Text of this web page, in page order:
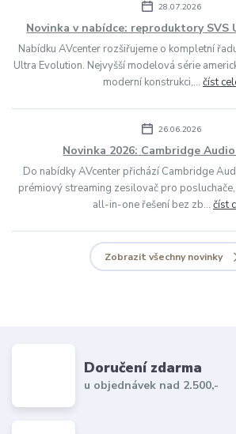
28.07.2026
Novinka v nabídce: reproduktory SVS
Nabídku AVcenter rozšiřujeme o kompletní
Ultra Evolution. Nejvyšší modelová série
moderní konstrukci,... číst
26.06.2026
Novinka 2026: Cambridge
Do nabídky AVcenter přichází Cambridge
prémiový streaming zesilovač pro
all-in-one řešení bez zb... číst
Zobrazit všechny novinky
Doručení zdarma
u objednávek nad 2.500,-